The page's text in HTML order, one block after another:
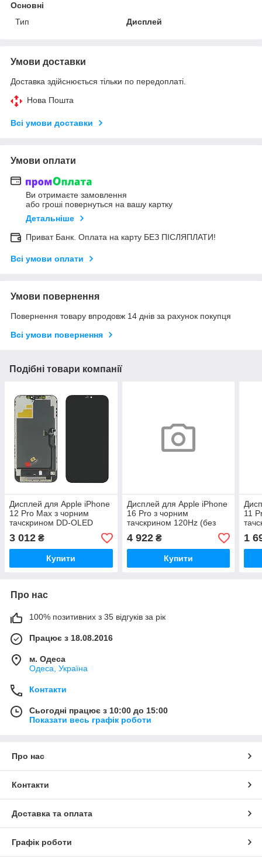
Основні
Тип
Дисплей
Умови доставки
Доставка здійснюється тільки по передоплаті.
Нова Пошта
Всі умови доставки
Умови оплати
Ви отримаєте замовлення
або гроші повернуться на вашу картку
Детальніше
Приват Банк. Оплата на карту БЕЗ ПІСЛЯПЛАТИ!
Всі умови оплати
Умови повернення
Повернення товару впродовж 14 днів за рахунок покупця
Всі умови повернення
Подібні товари компанії
Дисплей для Apple iPhone
12 Pro Max з чорним
тачскрином DD-OLED
3 012 ₴
Купити
Дисплей для Apple iPhone
16 Pro з чорним
тачскрином 120Hz (без
4 922₴
Купити
11
1
Про нас
100% позитивних з 35 відгуків за рік
Працює з 18.08.2016
м. Одеса
Одеса, Україна
Контакти
Сьогодні працює з 10:00 до 15:00
Показати весь графік роботи
Про нас
Контакти
Доставка та оплата
Графік роботи